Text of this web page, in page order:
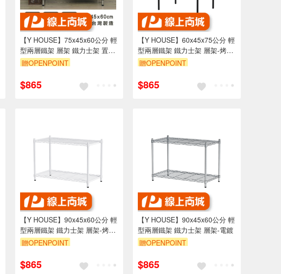
【Y HOUSE】75x45x60公分 輕
型兩層鐵架 層架 鐵力士架 置物
架
贈OPENPOINT
$865
【Y HOUSE】60x45x75公分 輕
型兩層鐵架 鐵力士架 層架-烤漆
黑
贈OPENPOINT
$865
【Y HOUSE】90x45x60公分 輕
型兩層鐵架 鐵力士架 層架-烤漆
白
贈OPENPOINT
$865
【Y HOUSE】90x45x60公分 輕
型兩層鐵架 鐵力士架 層架-電鍍
贈OPENPOINT
$865